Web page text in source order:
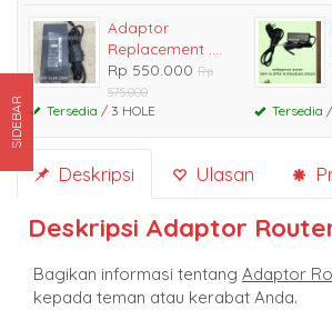
Adaptor
Replacement ....
Rp 550.000 Rp
575.000
Tersedia / 3 HOLE Tersedia
Deskripsi Ulasan
Deskripsi Adaptor
Bagikan informasi tentang Adaptor
kepada teman atau kerabat Anda.
SIDEBAR